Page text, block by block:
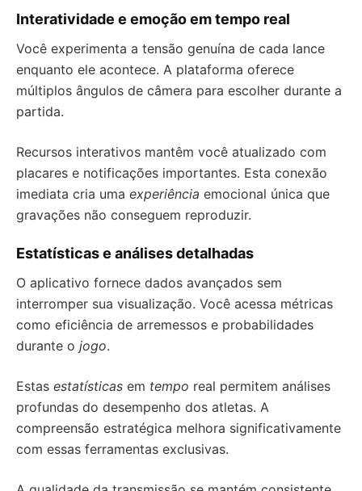
Interatividade e emoção em tempo real
Você experimenta a tensão genuína de cada lance
enquanto ele acontece. A plataforma oferece
múltiplos ângulos de câmera para escolher durante a
partida.
Recursos interativos mantêm você atualizado com
placares e notificações importantes. Esta conexão
imediata cria uma experiência emocional única que
gravações não conseguem reproduzir.
Estatísticas e análises detalhadas
O aplicativo fornece dados avançados sem
interromper sua visualização. Você acessa métricas
como eficiência de arremessos e probabilidades
durante o jogo.
Estas estatísticas em tempo real permitem análises
profundas do desempenho dos atletas. A
compreensão estratégica melhora significativamente
com essas ferramentas exclusivas.